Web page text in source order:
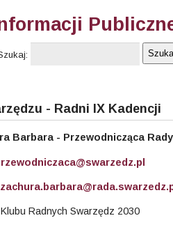
- Radni IX Kadencji
Barbara - Przewodnicząca
Klubu Radnych Swarzędz 2030